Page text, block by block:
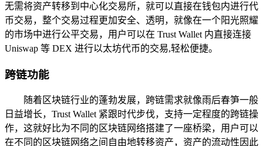
无需将资产转移到中心化交易所，就可以直接在钱包内进行代
币交易，整个交易过程更加安全、透明，就像在一个阳光照耀
的市场中进行公平交易，用户可以在 Trust Wallet 内直接连接
Uniswap 等 DEX 进行以太坊代币的交易,轻松便捷。
跨链功能
随着区块链行业的蓬勃发展，跨链需求就像雨后春笋一般
日益增长，Trust Wallet 紧跟时代步伐，支持一定程度的跨链操
作，这就好比为不同的区块链网络搭建了一座桥梁，用户可以
在不同的区块链网络之间自由地转移资产，资产的流动性因此